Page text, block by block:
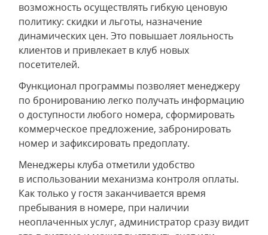
возможность осуществлять гибкую ценовую
политику: скидки и льготы, назначение
динамических цен. Это повышает лояльность
клиентов и привлекает в клуб новых
посетителей.
Функционал программы позволяет менеджеру
по бронированию легко получать информацию
о доступности любого номера, сформировать
коммерческое предложение, забронировать
номер и зафиксировать предоплату.
Менеджеры клуба отметили удобство
в использовании механизма контроля оплаты.
Как только у гостя заканчивается время
пребывания в номере, при наличии
неоплаченных услуг, администратор сразу видит